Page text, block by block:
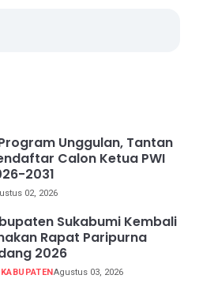
Unggulan, Tantan
Calon Ketua PWI
2031
02, 2026
Sukabumi Kembali
Rapat Paripurna
2026
Agustus 03, 2026